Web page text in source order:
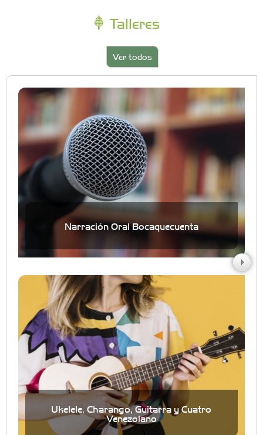
Talleres
Ver todos
Narración Oral Bocaquecuenta
Ukelele, Charango, Guitarra y Cuatro
Venezolano